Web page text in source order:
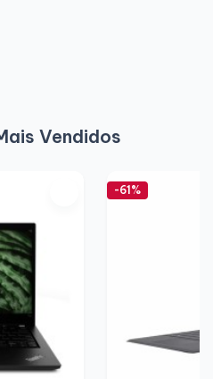
Vendidos
-61%